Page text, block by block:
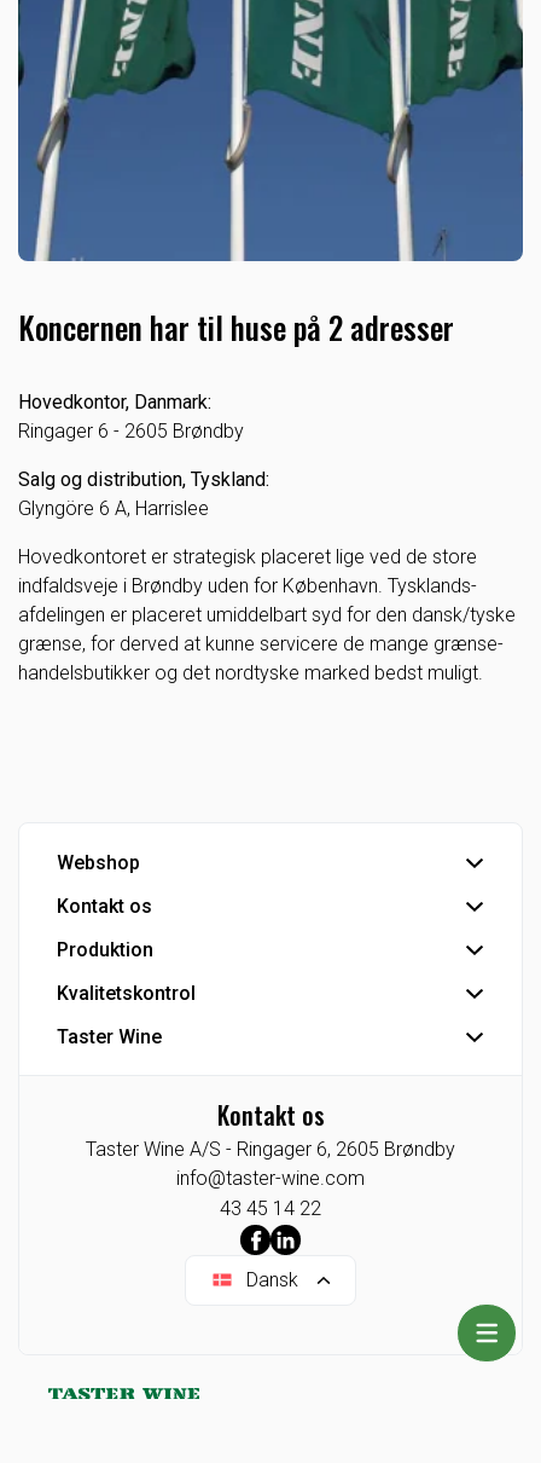
Koncernen har til huse på 2 adresser
Hovedkontor, Danmark:
Ringager 6 - 2605 Brøndby
Salg og distribution, Tyskland:
Glyngöre 6 A, Harrislee
Hovedkontoret er strategisk placeret lige ved de store
indfaldsveje i Brøndby uden for København. Tysklands-
afdelingen er placeret umiddelbart syd for den dansk/tyske
grænse, for derved at kunne servicere de mange grænse-
handelsbutikker og det nordtyske marked bedst muligt.
Webshop
Handelsbetingelser
Hovedlager
Kontakt os
Hovedkontor
Kundeservice
Detail - Vinkonsulenter
Industri
Tysklandsafdeling
Produktion
Tapperi
Industriprodukter
Kvalitetskontrol
IFS Food-certificering
Taster Wine
Agenturer/Eneforhandlinger
Indkøb
Taster Wine portefølje
Kontakt os
Taster Wine A/S - Ringager 6, 2605 Brøndby
info@taster-wine.com
43 45 14 22
Dansk